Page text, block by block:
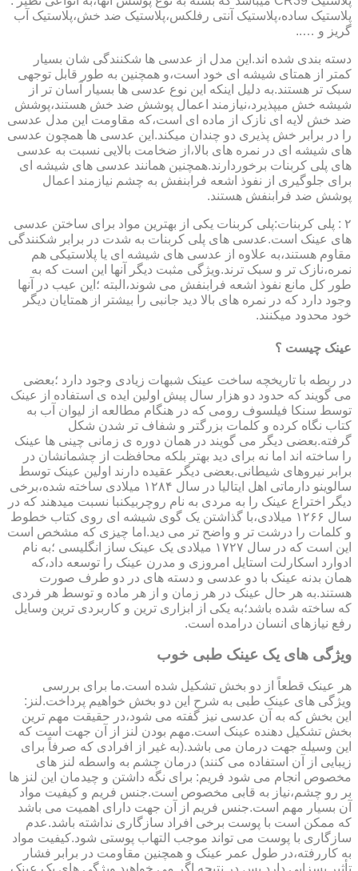
پلاستیک ساده،پلاستیک آنتی رفلکس،پلاستیک ضد خش،پلاستیک آب
گریز و …..
دسته بندی شده اند.این مدل از عدسی ها شکنندگی شان بسیار
کمتر از همتای شیشه ای خود است،و همچنین به طور قابل توجهی
سبک تر هستند.به دلیل اینکه این نوع عدسی ها بسیار آسان تر از
شیشه خش میپذیرد،نیازمند اعمال پوشش ضد خش هستند،پوشش
ضد خش لایه ای نازک از ماده ای است،که مقاومت این مدل عدسی
را در برابر خش پذیری دو چندان میکند.این عدسی ها همچون عدسی
های شیشه ای در نمره های بالا،از ضخامت بالایی نسبت به عدسی
های پلی کربنات برخوردارند.همچنین همانند عدسی های شیشه ای
برای جلوگیری از نفوذ اشعه فرابنفش به چشم نیازمند اعمال
پوشش ضد فرابنفش هستند.
۲ : پلی کربنات:پلی کربنات یکی از بهترین مواد برای ساختن عدسی
های عینک است.عدسی های پلی کربنات به شدت در برابر شکنندگی
مقاوم هستند،به علاوه از عدسی های شیشه ای یا پلاستیکی هم
نمره،نازک تر و سبک ترند.ویژگی مثبت دیگر آنها این است که به
طور کل مانع نفوذ اشعه فرابنفش می شوند،البته ؛این عیب در آنها
وجود دارد که در نمره های بالا دید جانبی را بیشتر از همتایان دیگر
خود محدود میکنند.
عینک چیست ؟
در ربطه با تاریخچه ساخت عینک شبهات زیادی وجود دارد ؛بعضی
می گویند که حدود دو هزار سال پیش اولین ایده ی استفاده از عینک
توسط سنکا فیلسوف رومی که در هنگام مطالعه از لیوان آب به
کتاب نگاه کرده و کلمات بزرگتر و شفاف تر شدن شکل
گرفته.بعضی دیگر می گویند در همان دوره ی زمانی چینی ها عینک
را ساخته اند اما نه برای دید بهتر بلکه محافظت از چشمانشان در
برابر نیروهای شیطانی.بعضی دیگر عقیده دارند اولین عینک توسط
سالوینو دارماتی اهل ایتالیا در سال ۱۲۸۴ میلادی ساخته شده،برخی
دیگر اختراع عینک را به مردی به نام روچربیکنبا نسبت میدهند که در
سال ۱۲۶۶ میلادی،با گذاشتن یک گوی شیشه ای روی کتاب خطوط
و کلمات را درشت تر و واضح تر می دید.اما چیزی که مشخص است
این است که در سال ۱۷۲۷ میلادی یک عینک ساز انگلیسی ؛به نام
ادوارد اسکارلت استایل امروزی و مدرن عینک را توسعه داد،که
همان بدنه عینک با دو عدسی و دسته های در دو طرف صورت
هستند.به هر حال عینک در هر زمان و از هر ماده و توسط هر فردی
که ساخته شده باشد؛به یکی از ابزاری ترین و کاربردی ترین وسایل
رفع نیازهای انسان درامده است.
ویژگی های یک عینک طبی خوب
هر عینک قطعاً از دو بخش تشکیل شده است.ما برای بررسی
ویژگی های عینک طبی به شرح این دو بخش خواهیم پرداخت.لنز:
این بخش که به آن عدسی نیز گفته می شود،در حقیقت مهم ترین
بخش تشکیل دهنده عینک است.مهم بودن لنز از آن جهت است که
این وسیله جهت درمان می باشد.(به غیر از افرادی که صرفاً برای
زیبایی از آن استفاده می کنند) درمان چشم به واسطه لنز های
مخصوص انجام می شود فریم: برای نگه داشتن و چیدمان این لنز ها
بر رو چشم،نیاز به قابی مخصوص است.جنس فریم و کیفیت مواد
آن بسیار مهم است.جنس فریم از آن جهت دارای اهمیت می باشد
که ممکن است با پوست برخی افراد سازگاری نداشته باشد.عدم
سازگاری با پوست می تواند موجب التهاب پوستی شود.کیفیت مواد
به کاررفته،در طول عمر عینک و همچنین مقاومت در برابر فشار